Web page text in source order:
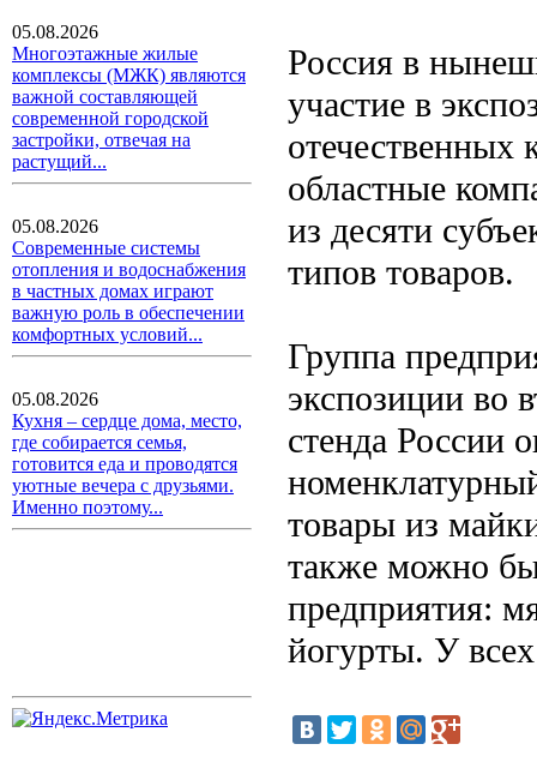
05.08.2026
Многоэтажные жилые
комплексы (МЖК) являются
важной составляющей
современной городской
застройки, отвечая на
растущий...
05.08.2026
Современные системы
отопления и водоснабжения
в частных домах играют
важную роль в обеспечении
комфортных условий...
05.08.2026
Кухня – сердце дома, место,
где собирается семья,
готовится еда и проводятся
уютные вечера с друзьями.
Именно поэтому...
Россия в
участие в
отечественных
областные
из десяти
типов товаров.
Группа
экспозиции во
стенда России
товары из
также можно
предприятия:
йогурты. У